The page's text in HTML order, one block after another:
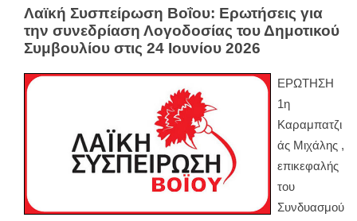
Λαϊκή Συσπείρωση Βοΐου: Ερωτήσεις για
την συνεδρίαση Λογοδοσίας του Δημοτικού
Συμβουλίου στις 24 Ιουνίου 2026
ΕΡΩΤΗΣΗ
1η
Καραμπατζι
άς Μιχάλης ,
επικεφαλής
του
Συνδυασμού